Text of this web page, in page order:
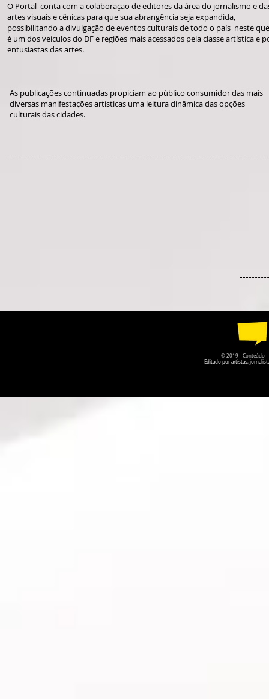
O Portal conta com a colaboração de editores da área do jornalismo e
artes visuais e cênicas para que sua abrangência seja expandida,
possibilitando a divulgação de eventos culturais de todo o país neste que
é um dos veículos do DF e regiões mais acessados pela classe artística e
entusiastas das artes.
As publicações continuadas propiciam ao público consumidor das mais
diversas manifestações artísticas uma leitura dinâmica das opções
culturais das cidades.
© 2019 - Conteúdo -
Editado por artistas,